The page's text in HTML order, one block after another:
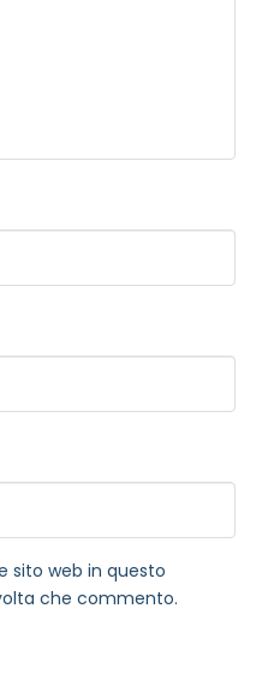
sito web in questo
che commento.